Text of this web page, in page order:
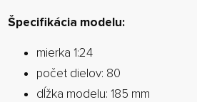
Špecifikácia modelu:
mierka 1:24
počet dielov: 80
dĺžka modelu: 185 mm